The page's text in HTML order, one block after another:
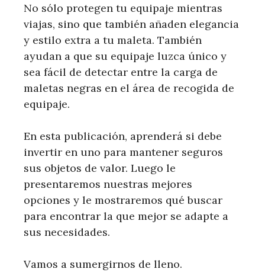
No sólo protegen tu equipaje mientras
viajas, sino que también añaden elegancia
y estilo extra a tu maleta. También
ayudan a que su equipaje luzca único y
sea fácil de detectar entre la carga de
maletas negras en el área de recogida de
equipaje.
En esta publicación, aprenderá si debe
invertir en uno para mantener seguros
sus objetos de valor. Luego le
presentaremos nuestras mejores
opciones y le mostraremos qué buscar
para encontrar la que mejor se adapte a
sus necesidades.
Vamos a sumergirnos de lleno.